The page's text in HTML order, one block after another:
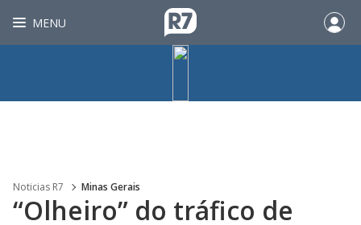
MENU
Noticias R7 Minas Gerais
“Olheiro” do tráfico de